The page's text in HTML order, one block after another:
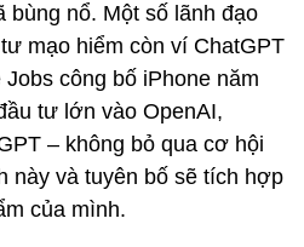
bùng nổ. Một số lãnh đạo
mạo hiểm còn ví ChatGPT
công bố iPhone năm
tư lớn vào OpenAI,
– không bỏ qua cơ hội
này và tuyên bố sẽ tích hợp
của mình.